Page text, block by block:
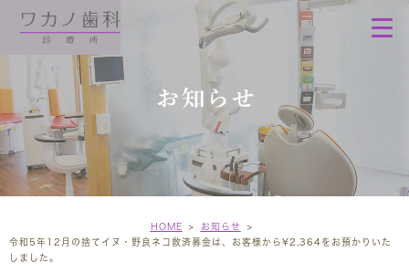
お知らせ
HOME
お知らせ
令和5年12月の捨てイヌ・野良ネコ救済募金は、お客様から¥2,364をお預かりいた
しました。